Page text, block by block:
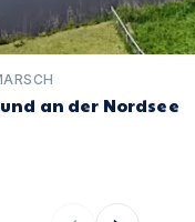
an der Nordsee